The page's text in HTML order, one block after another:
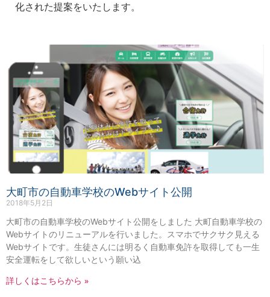
化された提案をいたします。
大町市の自動車学校のWebサイト公開
2018年5月2日
大町市の自動車学校のWebサイト公開をしました 大町自動車学校の
Webサイトのリニューアルを行いました。スマホでサクサク見える
Webサイトです。生徒さんには明るく自動車免許を取得しても一生
安全運転をして欲しいという願い込
詳しくはこちらから »